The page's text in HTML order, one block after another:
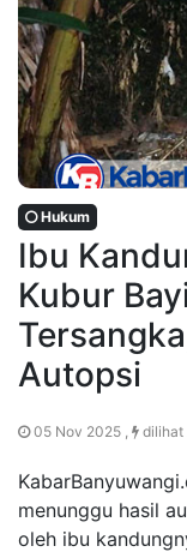
Hukum
Ibu
Kubur
Autopsi
05 Nov 2025 , dilihat
menunggu hasil
oleh ibu